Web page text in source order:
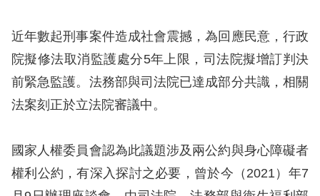
回
首
頁
近年數起刑事案件造成社會震撼，為回應民意，行政
院擬修法取消監護處分5年上限，司法院擬增訂判決
前緊急監護。法務部與司法院已達成部分共識，相關
法案刻正於立法院審議中。
國家人權委員會認為此議題涉及兩公約與身心障礙者
權利公約，有深入探討之必要，曾於今（2021）年7